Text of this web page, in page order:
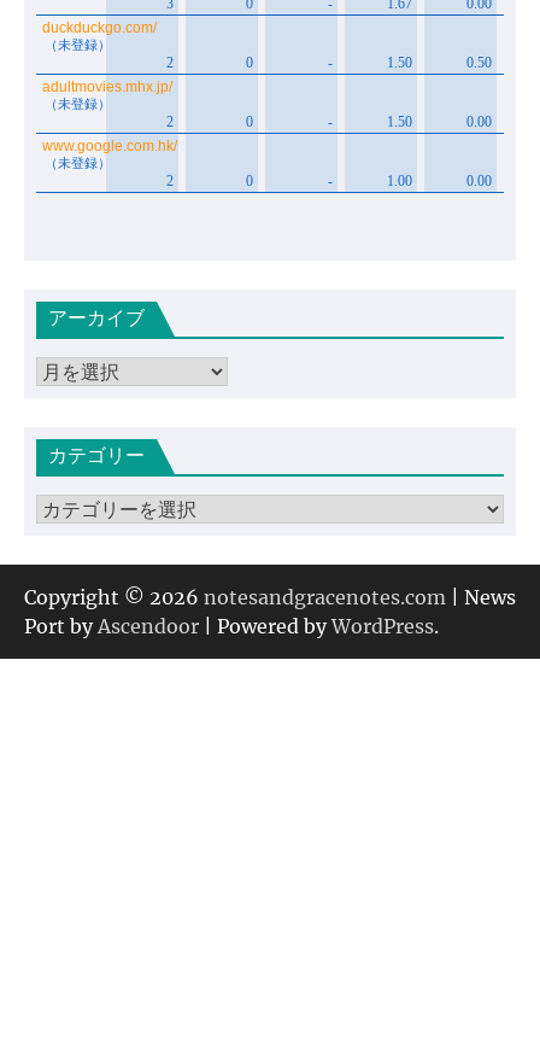
アーカイブ
ア
イカテゴリー
カ
ゴ
リ
ー
Copyright © 2026 notesandgracenotes.com | News
Port byAscendoor | Powered byWordPress.